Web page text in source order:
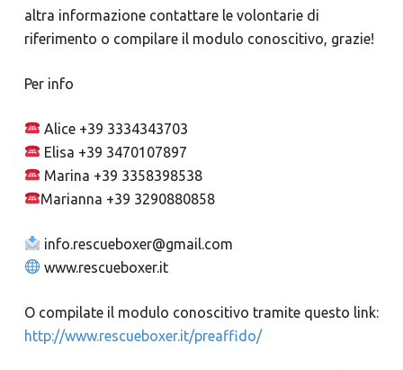
altra informazione contattare le volontarie di
riferimento o compilare il modulo conoscitivo, grazie!
Per info
Alice +39 3334343703
Elisa +39 3470107897
Marina +39 3358398538
Marianna +39 3290880858
info.rescueboxer@gmail.com
www.rescueboxer.it
O compilate il modulo conoscitivo tramite questo link:
http://www.rescueboxer.it/preaffido/